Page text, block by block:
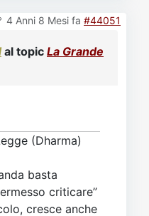
4 Anni 8 Mesi fa #44051
al topic La Grande
(Dharma)
basta
criticare”
cresce anche